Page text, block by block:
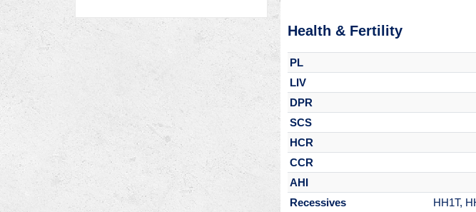
Health & Fertility
PL
LIV
DPR
SCS
HCR
CCR
AHI
Recessives
HH1T,